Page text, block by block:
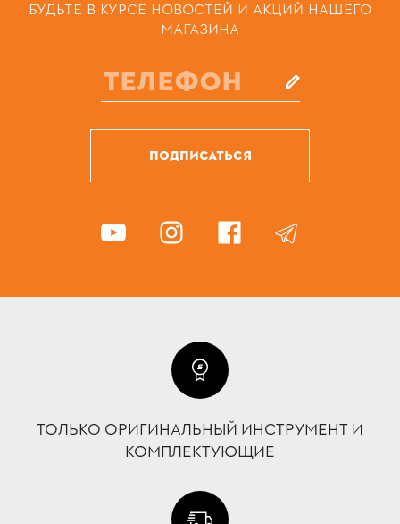
БУДЬТЕ В КУРСЕ НОВОСТЕЙ И АКЦИЙ НАШЕГО
МАГАЗИНА
ПОДПИСАТЬСЯ
ТОЛЬКО ОРИГИНАЛЬНЫЙ ИНСТРУМЕНТ И
КОМПЛЕКТУЮЩИЕ